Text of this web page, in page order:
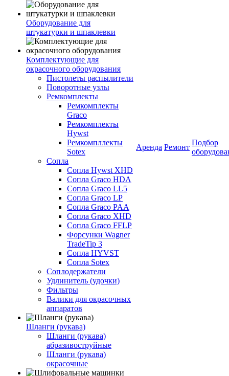
Оборудование для
штукатурки и шпаклевки
Комплектующие для
окрасочного оборудования
Пистолеты распылители
Поворотные узлы
Ремкомплекты
Ремкомплекты
Graco
Ремкомплекты
Hywst
Ремкомпллекты
Sotex
Сопла
Сопла Hywst XHD
Сопла Graco HDA
Сопла Graco LL5
Сопла Graco LP
Сопла Graco PAA
Сопла Graco XHD
Сопла Graco FFLP
Форсунки Wagner
TradeTip 3
Сопла HYVST
Сопла Sotex
Соплодержатели
Удлинитель (удочки)
Фильтры
Валики для окрасочных
аппаратов
Шланги (рукава)
Шланги (рукава)
абразивоструйные
Шланги (рукава)
окрасочные
Аренда Ремонт
Подбор